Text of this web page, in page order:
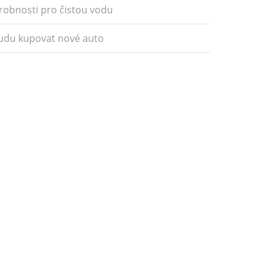
pro čistou vodu
kupovat nové auto